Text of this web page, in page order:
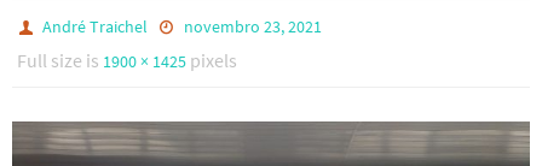
André Traichel novembro 23, 2021
Full size is 1900 × 1425 pixels